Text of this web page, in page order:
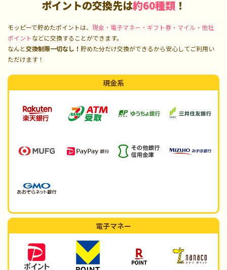
ポイントの交換先は約60種類 ！
モッピーで貯めたポイントは、 現金・電子マネー・ギフト券・マイル・他社
ポイントなどに交換することができます。
なんと交換制限一切なし！ 貯めた分だけ交換ができるから安心してご利用い
ただけます！
現金系
電子マネー